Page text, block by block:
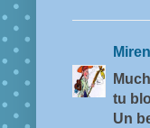
Miren
tu
Un